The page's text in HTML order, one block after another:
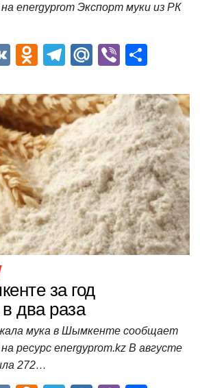
energyprom Экспорт муки из РК
V
O
n
o
kl
a
ss
ni
ki
T
e
gr
a
m
M
.R
u
Vi
er п
р
а
в
и
т
ь
за год
два раза
мука в Шымкенте сообщает
ресурс energyprom.kz В августе
272…